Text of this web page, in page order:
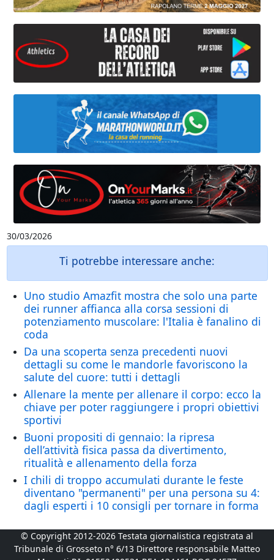
30/03/2026
Ti potrebbe interessare anche:
Uno studio Amazfit mostra che solo una parte
dei runner affianca alla corsa sessioni di
potenziamento muscolare: l'Italia è fanalino di
coda
Da una scoperta senza precedenti nuovi
dettagli su come le mandorle favoriscono la
salute del cuore: tutti i dettagli
Allenare la mente per allenare il corpo: ecco la
chiave per poter raggiungere i propri obiettivi
sportivi
Buoni propositi di gennaio: la ripresa
dell’attività fisica passa da divertimento,
ritualità e allenamento della forza
I chili di troppo accumulati durante le feste
diventano "permanenti" per una persona su 4:
dagli esperti i 10 consigli per tornare in forma
© Copyright 2012-2026 Testata giornalistica registrata al
Tribunale di Grosseto n° 6/13 Direttore responsabile Matteo